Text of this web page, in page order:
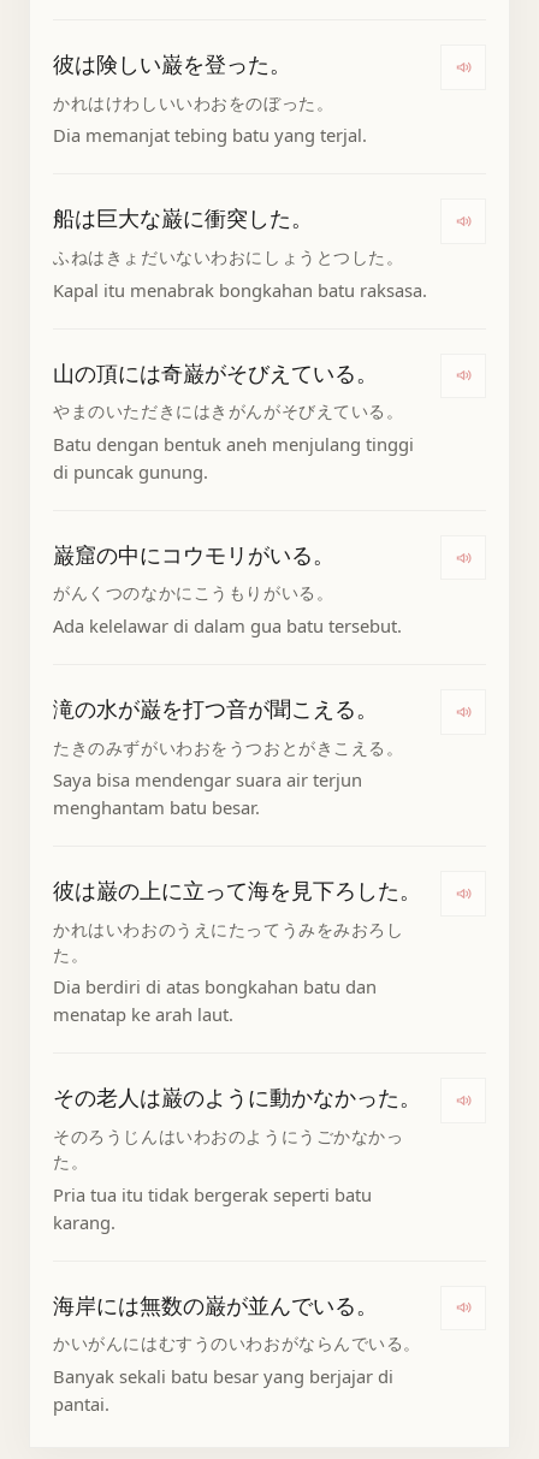
彼は険しい巌を登った。
かれはけわしいいわおをのぼった。
Dia memanjat tebing batu yang terjal.
船は巨大な巌に衝突した。
ふねはきょだいないわおにしょうとつした。
Kapal itu menabrak bongkahan batu raksasa.
山の頂には奇巌がそびえている。
やまのいただきにはきがんがそびえている。
Batu dengan bentuk aneh menjulang tinggi
di puncak gunung.
巌窟の中にコウモリがいる。
がんくつのなかにこうもりがいる。
Ada kelelawar di dalam gua batu tersebut.
滝の水が巌を打つ音が聞こえる。
たきのみずがいわおをうつおとがきこえる。
Saya bisa mendengar suara air terjun
menghantam batu besar.
彼は巌の上に立って海を見下ろした。
かれはいわおのうえにたってうみをみおろし
た。
Dia berdiri di atas bongkahan batu dan
menatap ke arah laut.
その老人は巌のように動かなかった。
そのろうじんはいわおのようにうごかなかっ
た。
Pria tua itu tidak bergerak seperti batu
karang.
海岸には無数の巌が並んでいる。
かいがんにはむすうのいわおがならんでいる。
Banyak sekali batu besar yang berjajar di
pantai.